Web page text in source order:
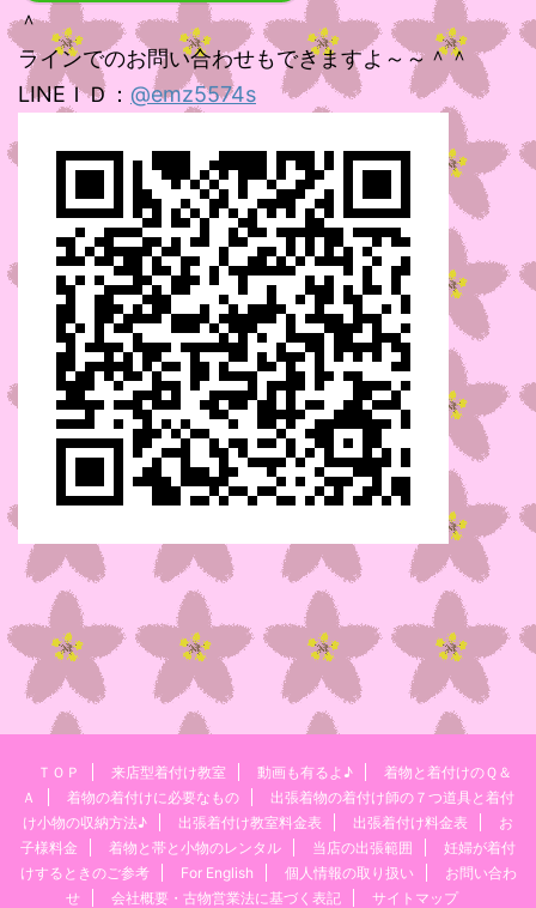
＾
ラインでのお問い合わせもできますよ～～＾＾
LINEＩＤ： @emz5574s
ＴＯＰ 来店型着付け教室 動画も有るよ♪
着物と着付けのＱ＆
Ａ
着物の着付けに必要なもの
出張着物の着付け師の７つ道具と着付
け小物の収納方法♪
出張着付け教室料金表 出張着付け料金表
お
子様料金
着物と帯と小物のレンタル 当店の出張範囲
妊婦が着付
けするときのご参考
For English 個人情報の取り扱い
お問い合わ
せ
会社概要・古物営業法に基づく表記 サイトマップ